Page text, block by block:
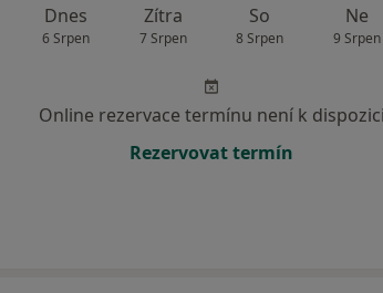
Dnes
6 Srpen
Zítra
7 Srpen
So
8 Srpen
Ne
9 Srpen
Online rezervace termínu není k dispozici
Rezervovat termín